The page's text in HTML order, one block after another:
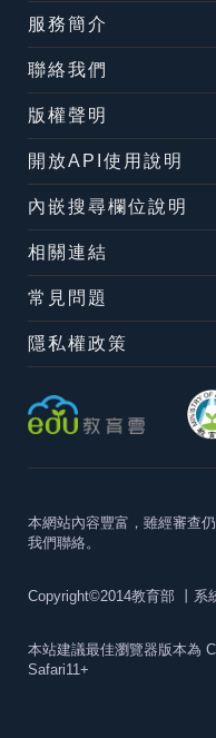
服務簡介
聯絡我們
版權聲明
開放API使用說明
內嵌搜尋欄位說明
相關連結
常見問題
隱私權政策
本網站內容豐富，雖經審查
我們聯絡。
Copyright©2014教育部 丨
本站建議最佳瀏覽器版本為
Safari11+